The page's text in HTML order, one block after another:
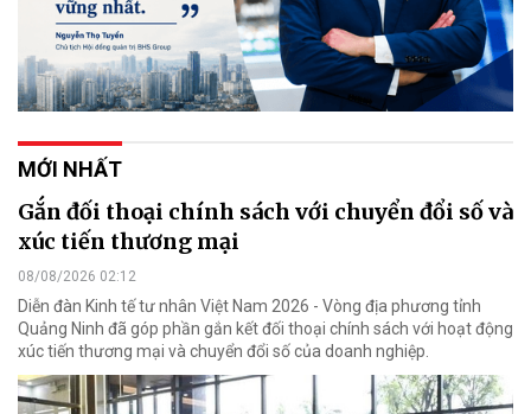
MỚI NHẤT
Gắn đối thoại chính sách với chuyển đổi số và
xúc tiến thương mại
08/08/2026 02:12
Diễn đàn Kinh tế tư nhân Việt Nam 2026 - Vòng địa phương tỉnh
Quảng Ninh đã góp phần gắn kết đối thoại chính sách với hoạt động
xúc tiến thương mại và chuyển đổi số của doanh nghiệp.